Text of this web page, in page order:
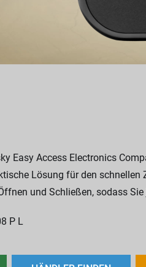
Easy Access Electronics
Lösung für den
und Schließen, sodass
P L